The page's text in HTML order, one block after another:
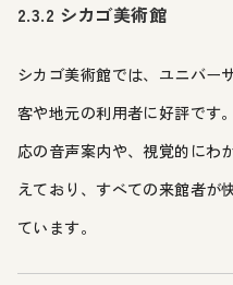
2.3.2 シカゴ美術館
シカゴ美術館では、ユニバー
客や地元の利用者に好評です
応の音声案内や、視覚的にわ
えており、すべての来館者が
ています。